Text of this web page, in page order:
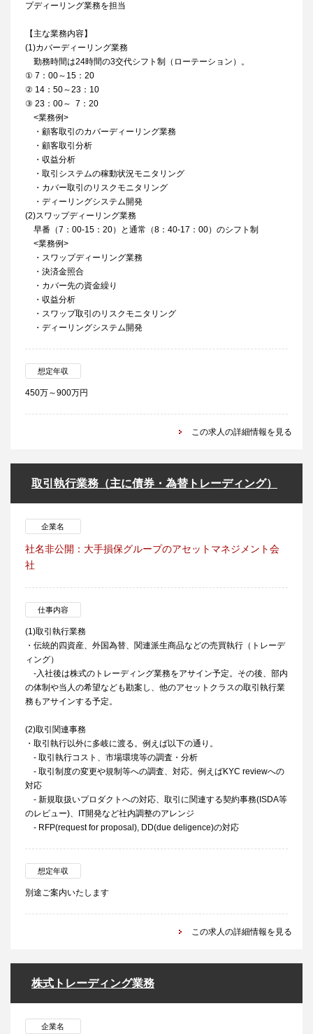
プディーリング業務を担当
【主な業務内容】
(1)カバーディーリング業務
勤務時間は24時間の3交代シフト制（ローテーション）。
① 7：00～15：20
② 14：50～23：10
③ 23：00～ 7：20
<業務例>
・顧客取引のカバーディーリング業務
・顧客取引分析
・収益分析
・取引システムの稼動状況モニタリング
・カバー取引のリスクモニタリング
・ディーリングシステム開発
(2)スワップディーリング業務
早番（7：00-15：20）と通常（8：40-17：00）のシフト制
<業務例>
・スワップディーリング業務
・決済金照合
・カバー先の資金繰り
・収益分析
・スワップ取引のリスクモニタリング
・ディーリングシステム開発
想定年収
450万～900万円
この求人の詳細情報を見る
取引執行業務（主に債券・為替トレーディング）
企業名
社名非公開：大手損保グループのアセットマネジメント会
社
仕事内容
(1)取引執行業務
・伝統的四資産、外国為替、関連派生商品などの売買執行（トレーデ
ィング）
-入社後は株式のトレーディング業務をアサイン予定。その後、部内
の体制や当人の希望なども勘案し、他のアセットクラスの取引執行業
務もアサインする予定。
(2)取引関連事務
・取引執行以外に多岐に渡る。例えば以下の通り。
- 取引執行コスト、市場環境等の調査・分析
- 取引制度の変更や規制等への調査、対応。例えばKYC reviewへの
対応
- 新規取扱いプロダクトへの対応、取引に関連する契約事務(ISDA等
のレビュー)、IT開発など社内調整のアレンジ
- RFP(request for proposal), DD(due deligence)の対応
想定年収
別途ご案内いたします
この求人の詳細情報を見る
株式トレーディング業務
企業名